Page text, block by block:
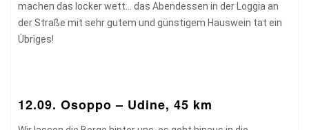
machen das locker wett… das Abendessen in der Loggia an
der Straße mit sehr gutem und günstigem Hauswein tat ein
Übriges!
12.09. Osoppo – Udine, 45 km